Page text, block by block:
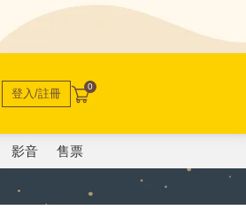
登入/註冊 0
影音 售票